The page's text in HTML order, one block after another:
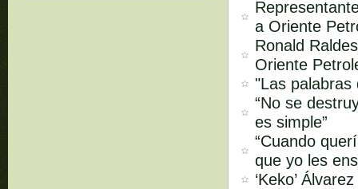
a Oriente
Ronald
Oriente
"Las palabras
“No se
es simple”
“Cuando
que yo les
‘Keko’